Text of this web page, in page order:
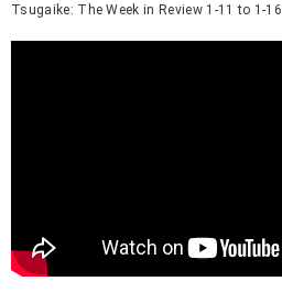
Tsugaike: The Week in Review 1-11 to 1-16